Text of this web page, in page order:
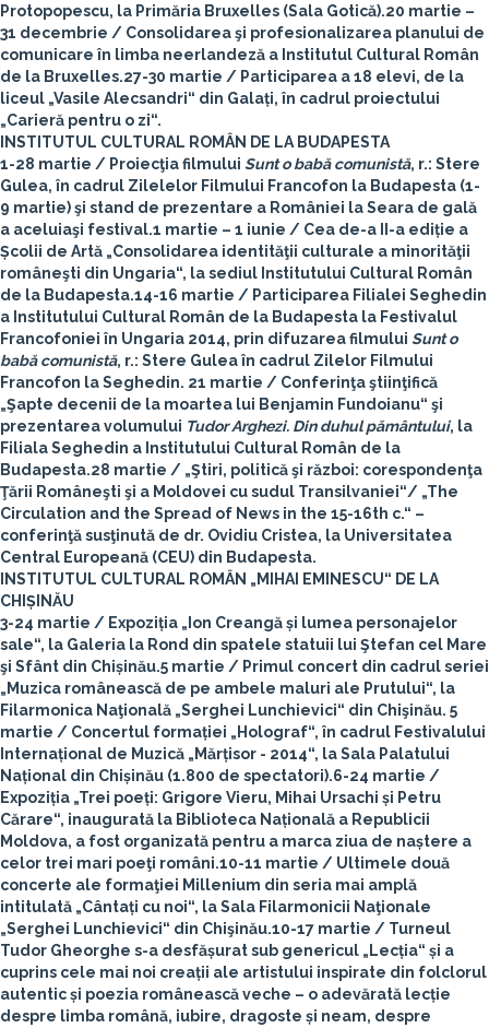
Protopopescu, la Primăria Bruxelles (Sala Gotică).20 martie –
31 decembrie / Consolidarea şi profesionalizarea planului de
comunicare în limba neerlandeză a Institutul Cultural Român
de la Bruxelles.27-30 martie / Participarea a 18 elevi, de la
liceul „Vasile Alecsandri“ din Galați, în cadrul proiectului
„Carieră pentru o zi“.
INSTITUTUL CULTURAL ROMÂN DE LA BUDAPESTA
1-28 martie / Proiecţia filmului Sunt o babă comunistă, r.: Stere
Gulea, în cadrul Zilelelor Filmului Francofon la Budapesta (1-
9 martie) şi stand de prezentare a României la Seara de gală
a aceluiaşi festival.1 martie – 1 iunie / Cea de-a II-a ediție a
Școlii de Artă „Consolidarea identităţii culturale a minorităţii
româneşti din Ungaria“, la sediul Institutului Cultural Român
de la Budapesta.14-16 martie / Participarea Filialei Seghedin
a Institutului Cultural Român de la Budapesta la Festivalul
Francofoniei în Ungaria 2014, prin difuzarea filmului Sunt o
babă comunistă, r.: Stere Gulea în cadrul Zilelor Filmului
Francofon la Seghedin. 21 martie / Conferinţa ştiinţifică
„Şapte decenii de la moartea lui Benjamin Fundoianu“ şi
prezentarea volumului Tudor Arghezi. Din duhul pământului, la
Filiala Seghedin a Institutului Cultural Român de la
Budapesta.28 martie / „Ştiri, politică şi război: corespondenţa
Ţării Româneşti şi a Moldovei cu sudul Transilvaniei“/ „The
Circulation and the Spread of News in the 15-16th c.“ –
conferinţă susţinută de dr. Ovidiu Cristea, la Universitatea
Central Europeană (CEU) din Budapesta.
INSTITUTUL CULTURAL ROMÂN „MIHAI EMINESCU“ DE LA
CHIȘINĂU
3-24 martie / Expoziția „Ion Creangă și lumea personajelor
sale“, la Galeria la Rond din spatele statuii lui Ştefan cel Mare
şi Sfânt din Chișinău.5 martie / Primul concert din cadrul seriei
„Muzica românească de pe ambele maluri ale Prutului“, la
Filarmonica Naţională „Serghei Lunchievici“ din Chişinău. 5
martie / Concertul formației „Holograf“, în cadrul Festivalului
Internațional de Muzică „Mărțisor - 2014“, la Sala Palatului
Național din Chișinău (1.800 de spectatori).6-24 martie /
Expoziția „Trei poeți: Grigore Vieru, Mihai Ursachi și Petru
Cărare“, inaugurată la Biblioteca Națională a Republicii
Moldova, a fost organizată pentru a marca ziua de naștere a
celor trei mari poeţi români.10-11 martie / Ultimele două
concerte ale formaţiei Millenium din seria mai amplă
intitulată „Cântați cu noi“, la Sala Filarmonicii Naţionale
„Serghei Lunchievici“ din Chişinău.10-17 martie / Turneul
Tudor Gheorghe s-a desfășurat sub genericul „Lecția“ și a
cuprins cele mai noi creații ale artistului inspirate din folclorul
autentic și poezia românească veche – o adevărată lecție
despre limba română, iubire, dragoste și neam, despre